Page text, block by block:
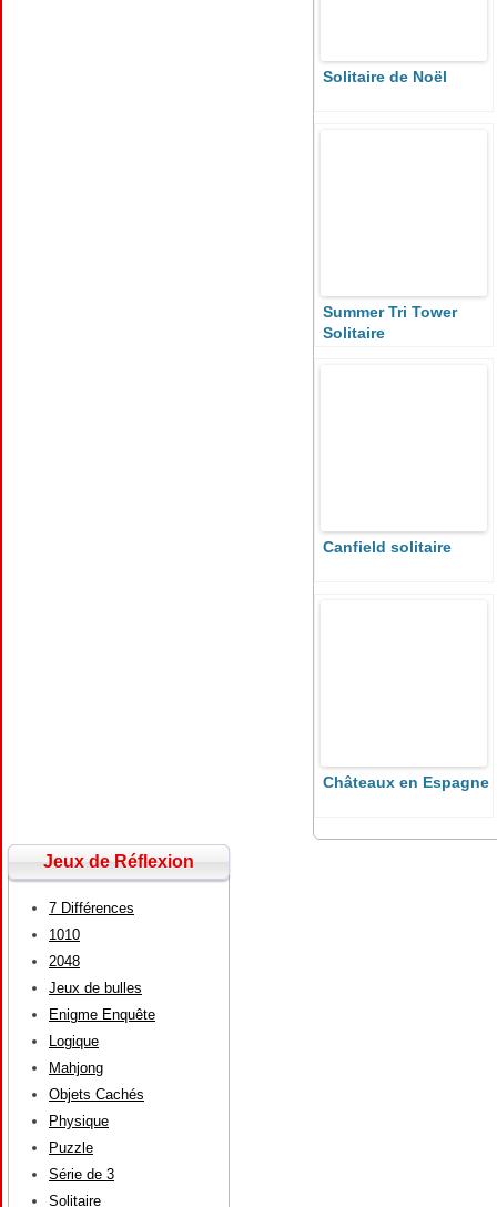
Solitaire de Noël
Summer Tri Tower
Solitaire
Canfield solitaire
Châteaux en Espagne
Jeux de Réflexion
7 Différences
1010
2048
Jeux de bulles
Enigme Enquête
Logique
Mahjong
Objets Cachés
Physique
Puzzle
Série de 3
Solitaire